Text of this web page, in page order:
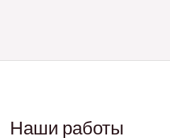
Наши работы